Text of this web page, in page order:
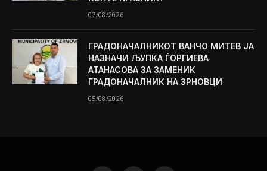
07/08/2026
ГРАДОНАЧАЛНИКОТ ВАНЧО МИТЕВ ЈА
НАЗНАЧИ ЉУПКА ЃОРГИЕВА
АТАНАСОВА ЗА ЗАМЕНИК
ГРАДОНАЧАЛНИК НА ЗРНОВЦИ
05/08/2026